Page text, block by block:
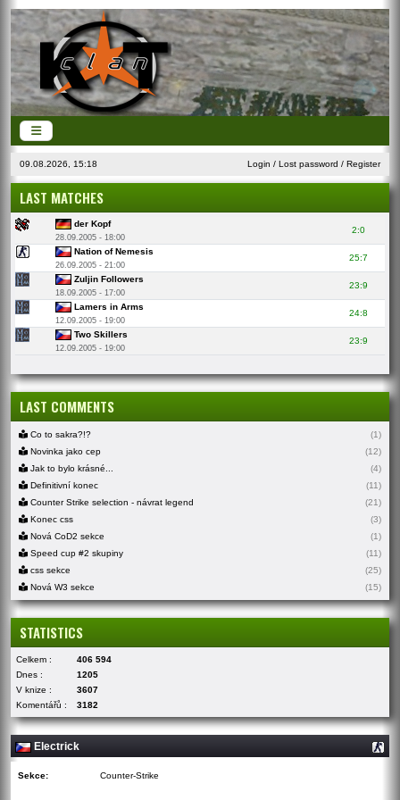
09.08.2026, 15:18 Login / Lost password / Register
LAST MATCHES
der Kopf
28.09.2005 - 18:00
2:0
Nation of Nemesis
26.09.2005 - 21:00
25:7
Zuljin Followers
18.09.2005 - 17:00
23:9
Lamers in Arms
12.09.2005 - 19:00
24:8
Two Skillers
12.09.2005 - 19:00
23:9
LAST COMMENTS
Co to sakra?!?
(1)
Novinka jako cep
(12)
Jak to bylo krásné...
(4)
Definitivní konec
(11)
Counter Strike selection - návrat legend
(21)
Konec css
(3)
Nová CoD2 sekce
(1)
Speed cup #2 skupiny
(11)
css sekce
(25)
Nová W3 sekce
(15)
STATISTICS
Celkem :
406 594
Dnes :
1205
V knize :
3607
Komentářů :
3182
Electrick
Sekce: Counter-Strike